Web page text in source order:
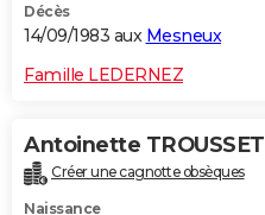
Décès
14/09/1983 aux Mesneux
Famille LEDERNEZ
Antoinette TROUSSET
Créer une cagnotte obsèques
Naissance